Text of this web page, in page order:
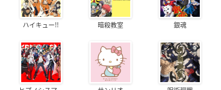
神のみぞ知るセカイ
女神篇
ロウきゅーぶ! SS
三沢真帆
戦姫絶唱シンフォギ
アG
ハイキュー!! 暗殺教室 銀魂